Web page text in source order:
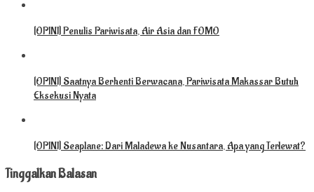
[OPINI] Penulis Pariwisata, Air Asia dan FOMO
[OPINI] Saatnya Berhenti Berwacana, Pariwisata Makassar Butuh
Eksekusi Nyata
[OPINI] Seaplane: Dari Maladewa ke Nusantara, Apa yang Terlewat?
Tinggalkan Balasan